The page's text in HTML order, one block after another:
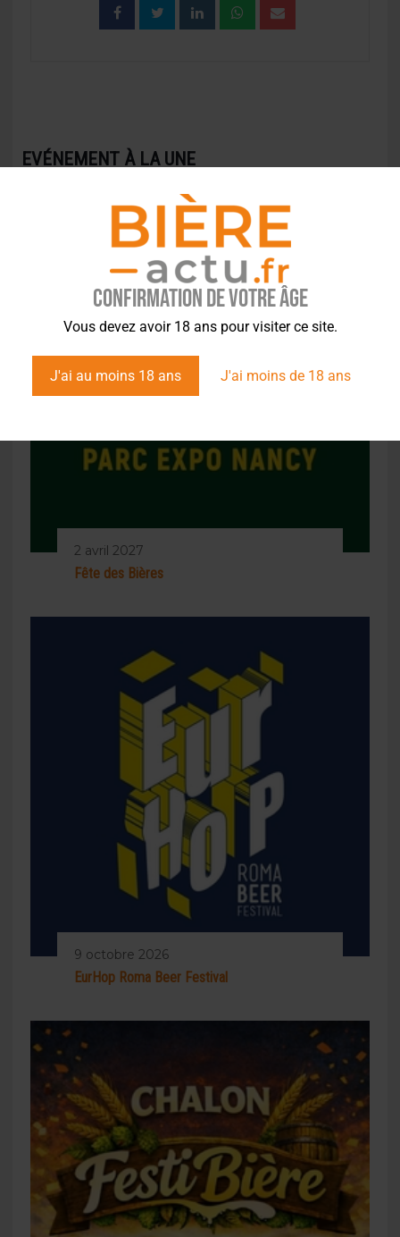
Confirmation de votre âge
Vous devez avoir 18 ans pour visiter ce site.
J'ai au moins 18 ans J'ai moins de 18 ans
EVÉNEMENT À LA UNE
2 avril 2027
Fête des Bières
9 octobre 2026
EurHop Roma Beer Festival